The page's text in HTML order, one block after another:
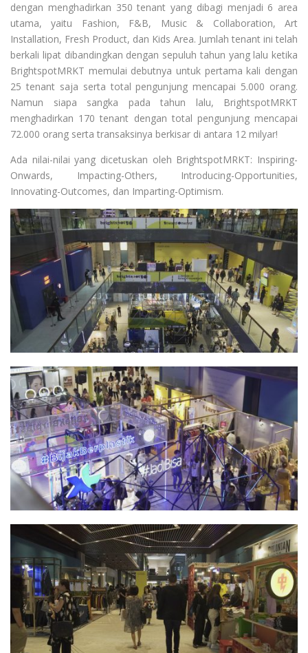
dengan menghadirkan 350 tenant yang dibagi menjadi 6 area
utama, yaitu Fashion, F&B, Music & Collaboration, Art
Installation, Fresh Product, dan Kids Area. Jumlah tenant ini telah
berkali lipat dibandingkan dengan sepuluh tahun yang lalu ketika
BrightspotMRKT memulai debutnya untuk pertama kali dengan
25 tenant saja serta total pengunjung mencapai 5.000 orang.
Namun siapa sangka pada tahun lalu, BrightspotMRKT
menghadirkan 170 tenant dengan total pengunjung mencapai
72.000 orang serta transaksinya berkisar di antara 12 milyar!
Ada nilai-nilai yang dicetuskan oleh BrightspotMRKT: Inspiring-
Onwards, Impacting-Others, Introducing-Opportunities,
Innovating-Outcomes, dan Imparting-Optimism.